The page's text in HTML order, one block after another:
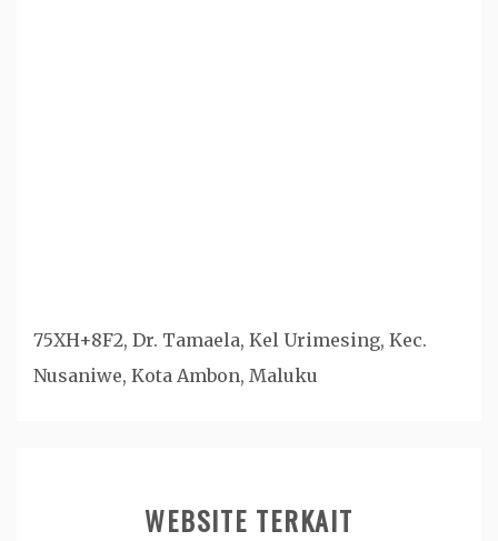
75XH+8F2, Dr. Tamaela, Kel Urimesing, Kec.
Nusaniwe, Kota Ambon, Maluku
WEBSITE TERKAIT